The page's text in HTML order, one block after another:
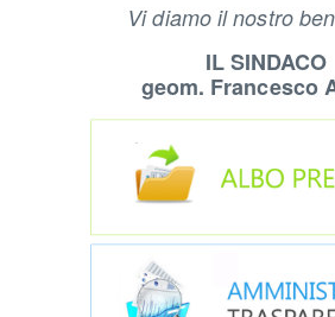
Vi diamo il nostro
IL SINDACO
geom. Francesco